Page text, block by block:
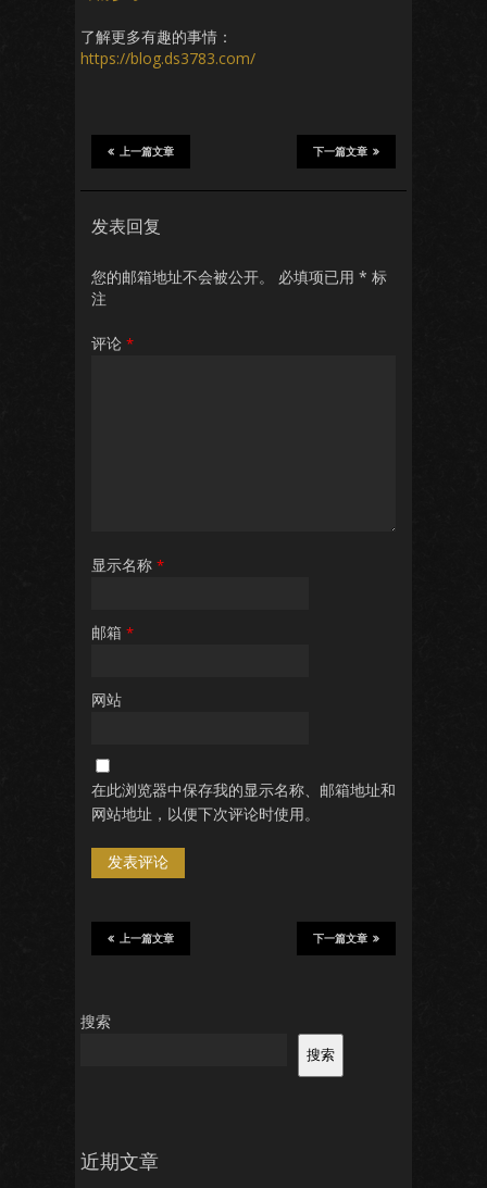
了解更多有趣的事情：
https://blog.ds3783.com/
下一篇文章
上一篇文章
发表回复
您的邮箱地址不会被公开。 必填项已用 * 标
注
评论 *
显示名称 *
邮箱 *
网站
在此浏览器中保存我的显示名称、邮箱地址和
网站地址，以便下次评论时使用。
下一篇文章
上一篇文章
搜索
搜索
近期文章